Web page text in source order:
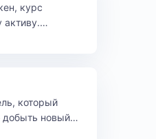
курс
активу.
другому
который
добыть новый
сложность